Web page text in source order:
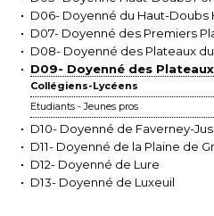
D06- Doyenné du Haut-Doubs
D07- Doyenné des Premiers
D08- Doyenné des Plateaux
D09- Doyenné des
Collégiens-Lycéens
Etudiants - Jeunes pros
D10- Doyenné de Faverney-
D11- Doyenné de la Plaine de
D12- Doyenné de Lure
D13- Doyenné de Luxeuil